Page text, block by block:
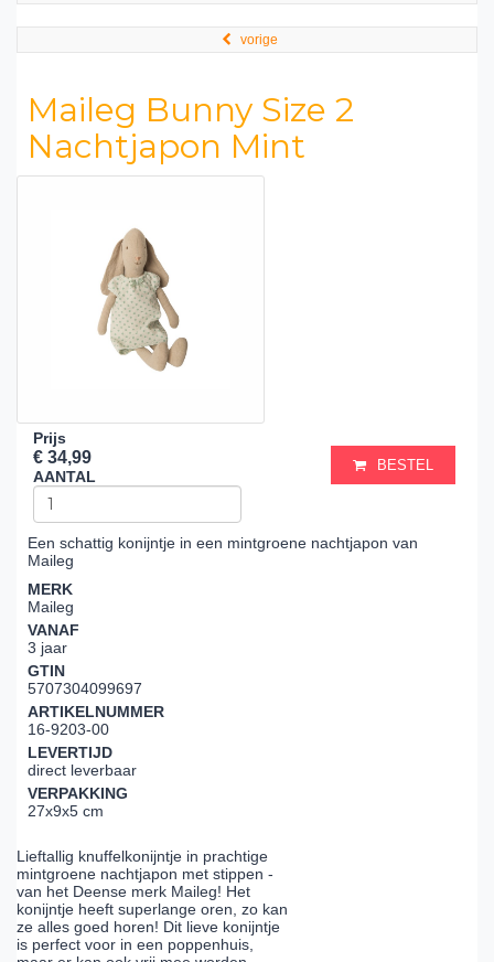
vorige
Maileg Bunny Size 2
Nachtjapon Mint
Prijs
€ 34,99
AANTAL
BESTEL
Een schattig konijntje in een mintgroene nachtjapon van
Maileg
MERK
Maileg
VANAF
3 jaar
GTIN
5707304099697
ARTIKELNUMMER
16-9203-00
LEVERTIJD
direct leverbaar
VERPAKKING
27x9x5 cm
Lieftallig knuffelkonijntje in prachtige
mintgroene nachtjapon met stippen -
van het Deense merk Maileg! Het
konijntje heeft superlange oren, zo kan
ze alles goed horen! Dit lieve konijntje
is perfect voor in een poppenhuis,